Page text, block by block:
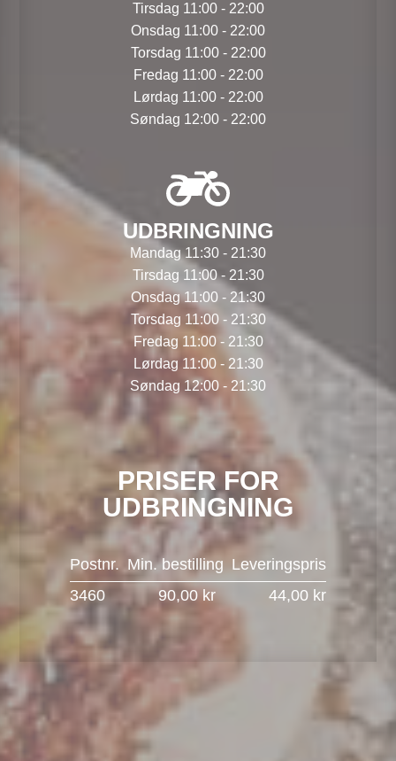
Tirsdag 11:00 - 22:00
Onsdag 11:00 - 22:00
Torsdag 11:00 - 22:00
Fredag 11:00 - 22:00
Lørdag 11:00 - 22:00
Søndag 12:00 - 22:00
UDBRINGNING
Mandag 11:30 - 21:30
Tirsdag 11:00 - 21:30
Onsdag 11:00 - 21:30
Torsdag 11:00 - 21:30
Fredag 11:00 - 21:30
Lørdag 11:00 - 21:30
Søndag 12:00 - 21:30
PRISER FOR
UDBRINGNING
Postnr. Min. bestilling Leveringspris
3460
90,00 kr 44,00 kr